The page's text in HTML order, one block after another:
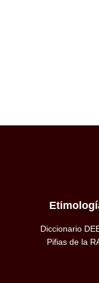
Diccionario
Pifias de la